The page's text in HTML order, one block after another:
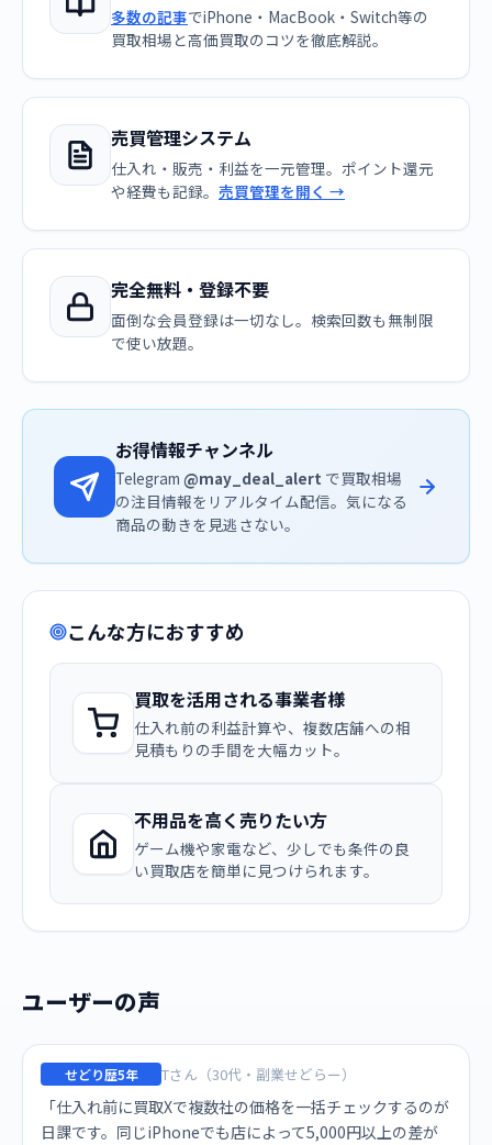
多数の記事でiPhone・MacBook・Switch等の
買取相場と高価買取のコツを徹底解説。
売買管理システム
仕入れ・販売・利益を一元管理。ポイント還元
や経費も記録。 売買管理を開く →
完全無料・登録不要
面倒な会員登録は一切なし。検索回数も無制限
で使い放題。
お得情報チャンネル
Telegram @may_deal_alert で買取相場
の注目情報をリアルタイム配信。気になる
商品の動きを見逃さない。
こんな方におすすめ
買取を活用される事業者様
仕入れ前の利益計算や、複数店舗への相
見積もりの手間を大幅カット。
不用品を高く売りたい方
ゲーム機や家電など、少しでも条件の良
い買取店を簡単に見つけられます。
ユーザーの声
せどり歴5年 Tさん（30代・副業せどらー）
「仕入れ前に買取Xで複数社の価格を一括チェックするのが
日課です。同じiPhoneでも店によって5,000円以上の差が